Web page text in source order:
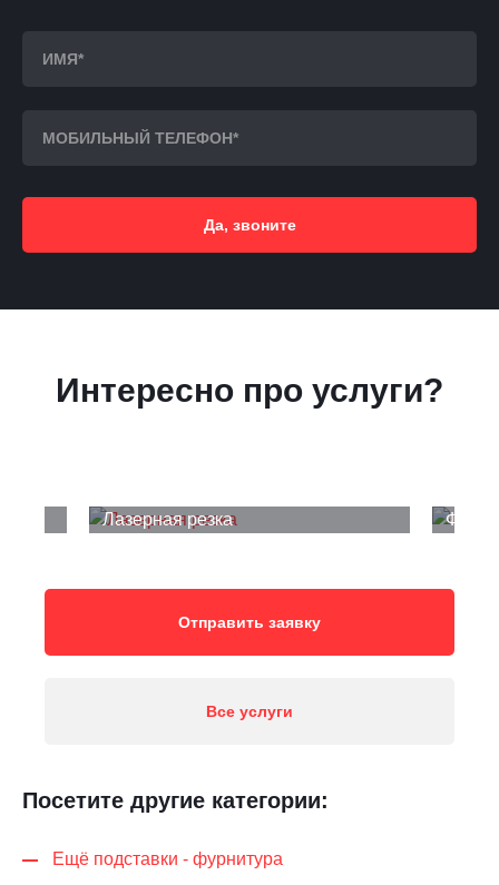
Да, звоните
Интересно про услуги?
Лазерная резка
Отправить заявку
Все услуги
Посетите другие категории:
Ещё подставки - фурнитура